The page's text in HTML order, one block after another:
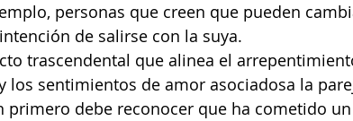
personas que creen que pueden
de salirse con la suya.
trascendental que alinea el
los sentimientos de amor asociadosa la
primero debe reconocer que ha cometido